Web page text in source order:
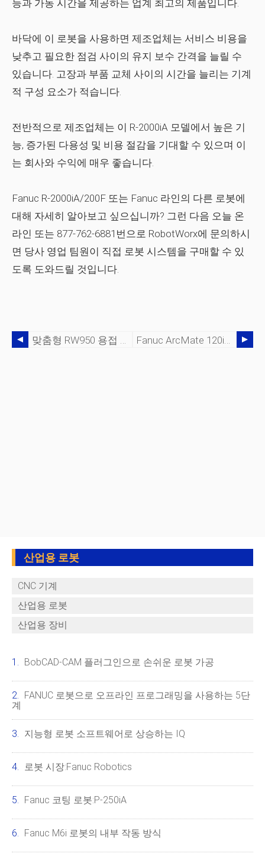
능과 가동 시간을 제공하는 업계 최고의 제품입니다.
바닥에 이 로봇을 사용하면 제조업체는 서비스 비용을
낮추고 필요한 점검 사이의 유지 보수 간격을 늘릴 수
있습니다. 고장과 부품 교체 사이의 시간을 늘리는 기계
적 구성 요소가 적습니다.
전반적으로 제조업체는 이 R-2000iA 모델에서 높은 기
능, 증가된 다용성 및 비용 절감을 기대할 수 있으며 이
는 회사와 수익에 매우 좋습니다.
Fanuc R-2000iA/200F 또는 Fanuc 라인의 다른 로봇에
대해 자세히 알아보고 싶으십니까? 그런 다음 오늘 온
라인 또는 877-762-6881번으로 RobotWorx에 문의하시
면 당사 영업 팀원이 직접 로봇 시스템을 구매할 수 있
도록 도와드릴 것입니다.
맞춤형 RW950 용접 셀로 용접 응용 프로그램 간소화 Fanuc ArcMate 120iB/10L로 순조롭게 진행 중
산업용 로봇
CNC 기계
산업용 로봇
산업용 장비
BobCAD-CAM 플러그인으로 손쉬운 로봇 가공
FANUC 로봇으로 오프라인 프로그래밍을 사용하는 5단
계
지능형 로봇 소프트웨어로 상승하는 IQ
로봇 시장:Fanuc Robotics
Fanuc 코팅 로봇:P-250iA
Fanuc M6i 로봇의 내부 작동 방식